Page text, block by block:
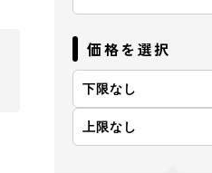
価格を選択